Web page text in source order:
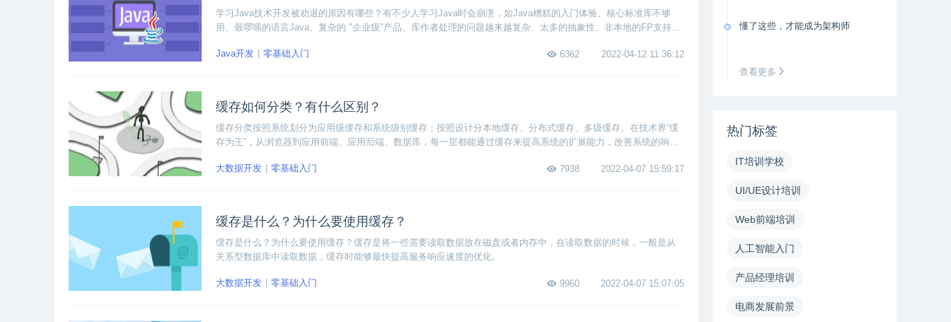
学习Java技术开发被劝退的原因有哪些？有不少人学习Java时会崩溃，如Java糟糕的入门体验、核心标准库不够
用、最啰嗦的语言Java、复杂的 "企业级"产品、库作者处理的问题越来越复杂、太多的抽象性、非本地的FP支持等
6362
2022-04-12 11:36:12
Java开发 零基础入门
缓存如何分类？有什么区别？
缓存分类按照系统划分为应用级缓存和系统级别缓存；按照设计分本地缓存、分布式缓存、多级缓存。在技术界“缓
存为王”，从浏览器到应用前端、应用后端、数据库，每一层都能通过缓存来提高系统的扩展能力，改善系统的响应
7938
2022-04-07 15:59:17
大数据开发 零基础入门
缓存是什么？为什么要使用缓存？
缓存是什么？为什么要使用缓存？缓存是将一些需要读取数据放在磁盘或者内存中，在读取数据的时候，一般是从
关系型数据库中读取数据，缓存时能够最快提高服务响应速度的优化。
9960 2022-04-07 15:07:05
大数据开发 零基础入门
懂了这些，才能成为架构师
查看更多
热门标签
IT培训学校
UI/UE设计培训
Web前端培训
人工智能入门
产品经理培训
电商发展前景